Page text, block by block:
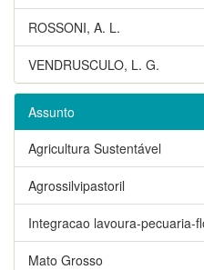
ROSSONI, A. L.
VENDRUSCULO, L. G.
Assunto
Agricultura Sustentável
Agrossilvipastoril
Integracao lavoura-pecuaria-
Mato Grosso